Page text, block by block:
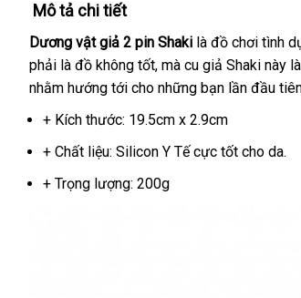
Mô tả chi tiết
Dương vật giả 2 pin Shaki là đồ chơi tình
phải là đồ không tốtso
sánh
, bình
luận
mà cu giả Shaki này
nhằm hướng tới cho voucher
những bạn lần đầu
+ Kích thước: 19.5cm x 2.9cm
+ Chất liệu: Silicon Y Tế cực tốt cho da.
+ Trọng lượng: 200g